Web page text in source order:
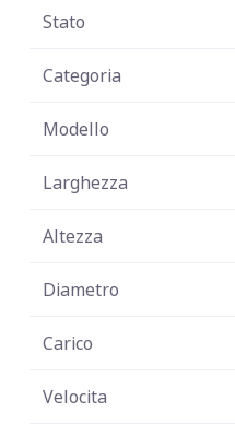
Stato
Categoria
Modello
Larghezza
Altezza
Diametro
Carico
Velocita